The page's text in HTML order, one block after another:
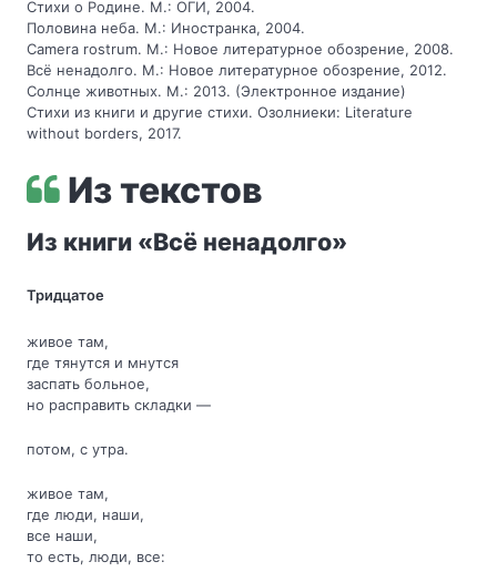
Стихи о Родине. М.: ОГИ, 2004.
Половина неба. М.: Иностранка, 2004.
Сamera rostrum. М.: Новое литературное обозрение, 2008.
Всё ненадолго. М.: Новое литературное обозрение, 2012.
Солнце животных. М.: 2013. (Электронное издание)
Стихи из книги и другие стихи. Озолниеки: Literature
without borders, 2017.
Из текстов
Из книги «Всё ненадолго»
Тридцатое
живое там,
где тянутся и мнутся
заспать больное,
но расправить складки —
потом, с утра.
живое там,
где люди, наши,
все наши,
то есть, люди, все: